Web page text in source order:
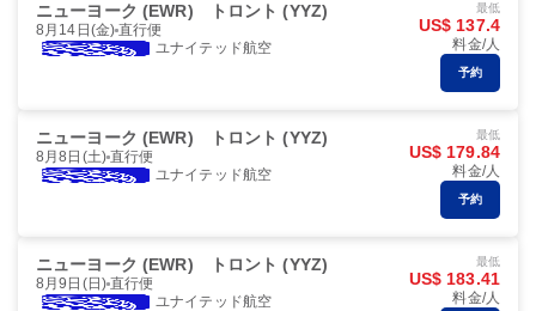
ニューヨーク (EWR) トロント (YYZ)
8月14日(金) 直行便
ユナイテッド航空
最低
US$ 137.4
料金/人
予約
ニューヨーク (EWR) トロント (YYZ)
8月8日(土) 直行便
ユナイテッド航空
最低
US$ 179.84
料金/人
予約
ニューヨーク (EWR) トロント (YYZ)
8月9日(日) 直行便
ユナイテッド航空
最低
US$ 183.41
料金/人